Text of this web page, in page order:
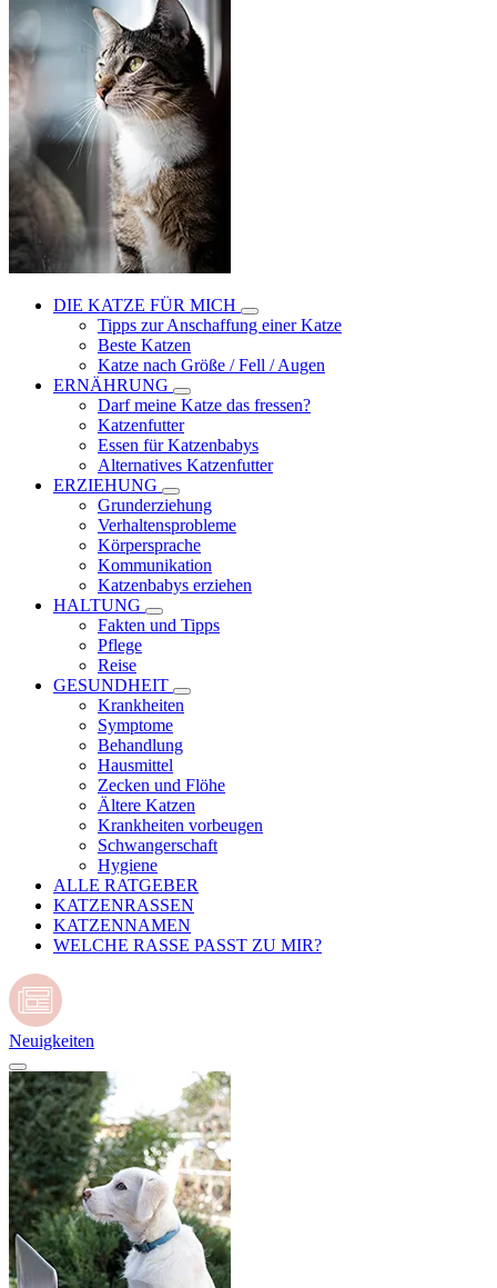
DIE KATZE FÜR MICH
Tipps zur Anschaffung einer Katze
Beste Katzen
Katze nach Größe / Fell / Augen
ERNÄHRUNG
Darf meine Katze das fressen?
Katzenfutter
Essen für Katzenbabys
Alternatives Katzenfutter
ERZIEHUNG
Grunderziehung
Verhaltensprobleme
Körpersprache
Kommunikation
Katzenbabys erziehen
HALTUNG
Fakten und Tipps
Pflege
Reise
GESUNDHEIT
Krankheiten
Symptome
Behandlung
Hausmittel
Zecken und Flöhe
Ältere Katzen
Krankheiten vorbeugen
Schwangerschaft
Hygiene
ALLE RATGEBER
KATZENRASSEN
KATZENNAMEN
WELCHE RASSE PASST ZU MIR?
Neuigkeiten